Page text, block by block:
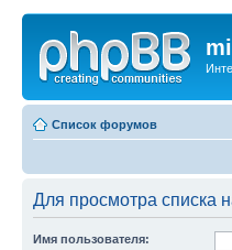
Список форумов
Для просмотра списка
Имя пользователя: